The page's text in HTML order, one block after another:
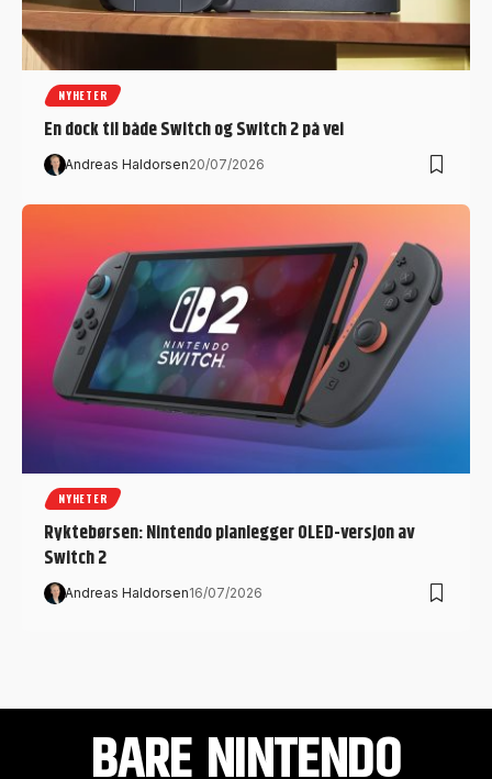
NYHETER
En dock til både Switch og Switch 2 på vei
Andreas Haldorsen20/07/2026
NYHETER
Ryktebørsen: Nintendo planlegger OLED-versjon av
Switch 2
Andreas Haldorsen16/07/2026
BARE NINTENDO